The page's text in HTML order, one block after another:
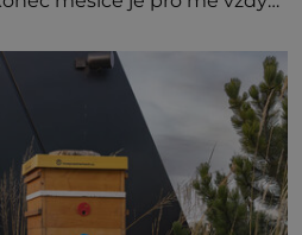
čím dál častěji volá o
Dalo by se